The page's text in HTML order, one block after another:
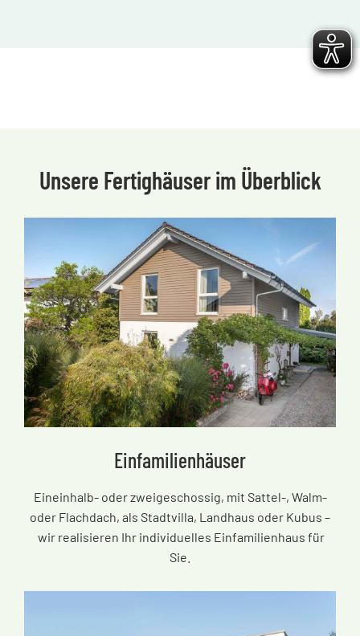
Unsere Fertighäuser im Überblick
Einfamilienhäuser
Eineinhalb- oder zweigeschossig, mit Sattel-, Walm-
oder Flachdach, als Stadtvilla, Landhaus oder Kubus –
wir realisieren Ihr individuelles Einfamilienhaus für
Sie.